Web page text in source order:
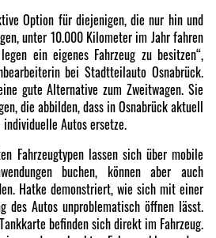
Option für diejenigen, die nur hin und
unter 10.000 Kilometer im Jahr fahren
ein eigenes Fahrzeug zu besitzen“,
bei Stadtteilauto Osnabrück.
gute Alternative zum Zweitwagen. Sie
die abbilden, dass in Osnabrück aktuell
individuelle Autos ersetze.
Fahrzeugtypen lassen sich über mobile
buchen, können aber auch
Hatke demonstriert, wie sich mit einer
des Autos unproblematisch öffnen lässt.
befinden sich direkt im Fahrzeug.